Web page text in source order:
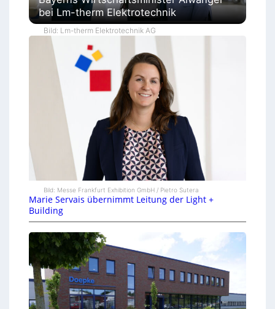
bei Lm-therm Elektrotechnik
Bild: Lm-therm Elektrotechnik AG
Bild: Messe Frankfurt Exhibition GmbH / Pietro Sutera
Marie Servais übernimmt Leitung der Light +
Building